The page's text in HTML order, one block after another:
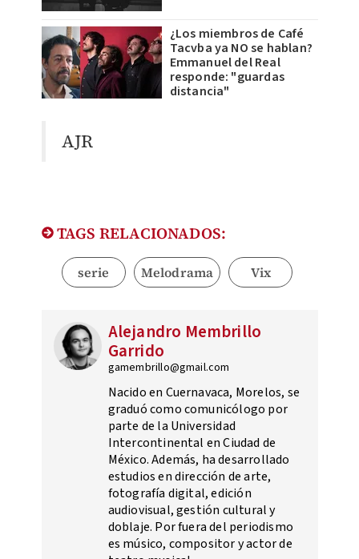
¿Los miembros de Café
Tacvba ya NO se hablan?
Emmanuel del Real
responde: "guardas
distancia"
AJR
TAGS RELACIONADOS:
serie Melodrama Vix
Alejandro Membrillo
Garrido
gamembrillo@gmail.com
Nacido en Cuernavaca, Morelos, se
graduó como comunicólogo por
parte de la Universidad
Intercontinental en Ciudad de
México. Además, ha desarrollado
estudios en dirección de arte,
fotografía digital, edición
audiovisual, gestión cultural y
doblaje. Por fuera del periodismo
es músico, compositor y actor de